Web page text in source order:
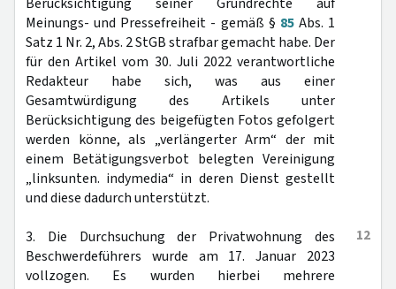
Meinungs- und Pressefreiheit - gemäß § 85Abs. 1
Satz 1 Nr. 2, Abs. 2 StGB strafbar gemacht habe. Der
für den Artikel vom 30. Juli 2022 verantwortliche
Redakteur habe sich, was aus einer
Gesamtwürdigung des Artikels unter
Berücksichtigung des beigefügten Fotos gefolgert
werden könne, als „verlängerter Arm“ der mit
einem Betätigungsverbot belegten Vereinigung
„linksunten. indymedia“ in deren Dienst gestellt
und diese dadurch unterstützt.
12
3. Die Durchsuchung der Privatwohnung des
Beschwerdeführers wurde am 17. Januar 2023
vollzogen. Es wurden hierbei mehrere